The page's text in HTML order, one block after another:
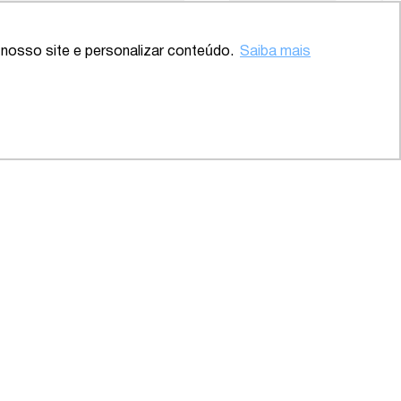
site e personalizar conteúdo. Saiba mais
SP